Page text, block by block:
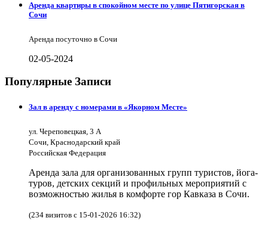
Аренда квартиры в спокойном месте по улице Пятигорская в
Сочи
Аренда посуточно в Сочи
02-05-2024
Популярные Записи
Зал в аренду с номерами в «Якорном Месте»
ул. Череповецкая, 3 А
Сочи, Краснодарский край
Российская Федерация
Аренда зала для организованных групп туристов, йога-
туров, детских секций и профильных мероприятий с
возможностью жилья в комфорте гор Кавказа в Сочи.
(234 визитов с 15-01-2026 16:32)